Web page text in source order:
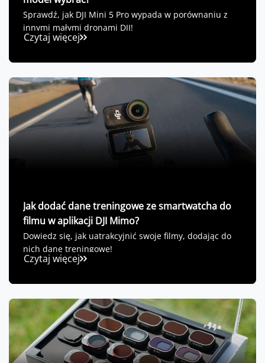
Sprawdź, jak DJI Mini 5 Pro wypada w porównaniu z
innymi małymi dronami DJI!
Czytaj więcej
Jak dodać dane treningowe ze smartwatcha do
filmu w aplikacji DJI Mimo?
Dowiedz się, jak uatrakcyjnić swoje filmy, dodając do
nich dane treningowe!
Czytaj więcej